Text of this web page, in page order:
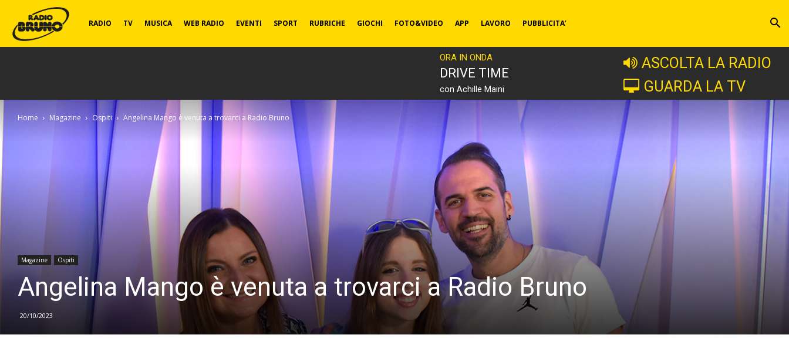
Radio
RADIO TV MUSICA WEB RADIO EVENTI SPORT RUBRICHE GIOCHI FOTO&VIDEO APP LAVORO PUBBLICITA’
ORA IN ONDA
DRIVE TIME
con Achille Maini
ASCOLTA LA RADIO
GUARDA LA TV
Home Magazine Ospiti Angelina Mango è venuta a trovarci a Radio Bruno
Magazine Ospiti
Angelina Mango è venuta a trovarci a Radio Bruno
20/10/2023